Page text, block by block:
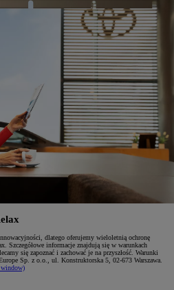
dlatego oferujemy wieloletnią ochronę
Szczegółowe informacje znajdują się w warunkach
się zapoznać i zachować je na przyszłość. Warunki
Sp. z o.o., ul. Konstruktorska 5, 02‑673 Warszawa.
window)